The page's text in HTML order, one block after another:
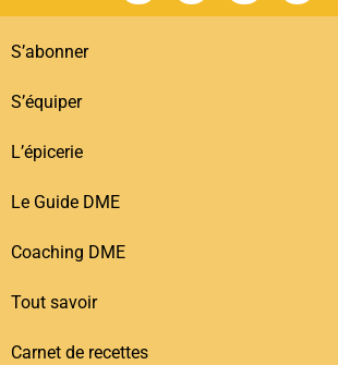
S’abonner
S’équiper
L’épicerie
Le Guide DME
Coaching DME
Tout savoir
Carnet de recettes